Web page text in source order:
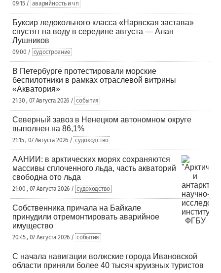
09:15 / аварийность и чп
Буксир ледокольного класса «Нарвская застава»
спустят на воду в середине августа — Алан
Лушников
09:00 / судостроение
В Петербурге протестировали морские
беспилотники в рамках отраслевой витрины
«Акватория»
21:30 , 07 Августа 2026 / события
Северный завоз в Ненецком автономном округе
выполнен на 86,1%
21:15 , 07 Августа 2026 / судоходство
ААНИИ: в арктических морях сохраняются
массивы сплоченного льда, часть акваторий
свободна ото льда
21:00 , 07 Августа 2026 / судоходство
Собственника причала на Байкале
принудили отремонтировать аварийное
имущество
20:45 , 07 Августа 2026 / события
С начала навигации волжские города Ивановской
области приняли более 40 тысяч круизных туристов